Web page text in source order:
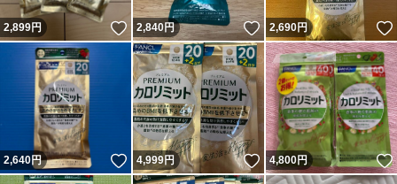
2,899円 いいね！
2,840円 いいね！
2,690円
2,640円 いいね！
4,999円 いいね！
4,800円